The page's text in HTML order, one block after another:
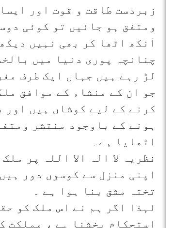
زبردست طاقت و قوت اور
ومتفق ہو جائیں تو کوئی
آنکھ اٹھا کر بھی نہیں
چنانچہ پوری دنیا میں
لڑ رہے ہیں جہاں ایک طرف
جو ان کے منشاء کے موافق
کرنے کے لیے کوشاں ہیں اور
ہونے کے باوجود منتشر
اٹھایا ہے۔
نظریہ لا الہ الا اللہ پر
اپنی منزل سے کوسوں دور
تختہ مشق بنا ہوا ہے ۔
لہذا اگر ہم نے اس ملک کو
استحکام بخشنا ہے ، مملکت